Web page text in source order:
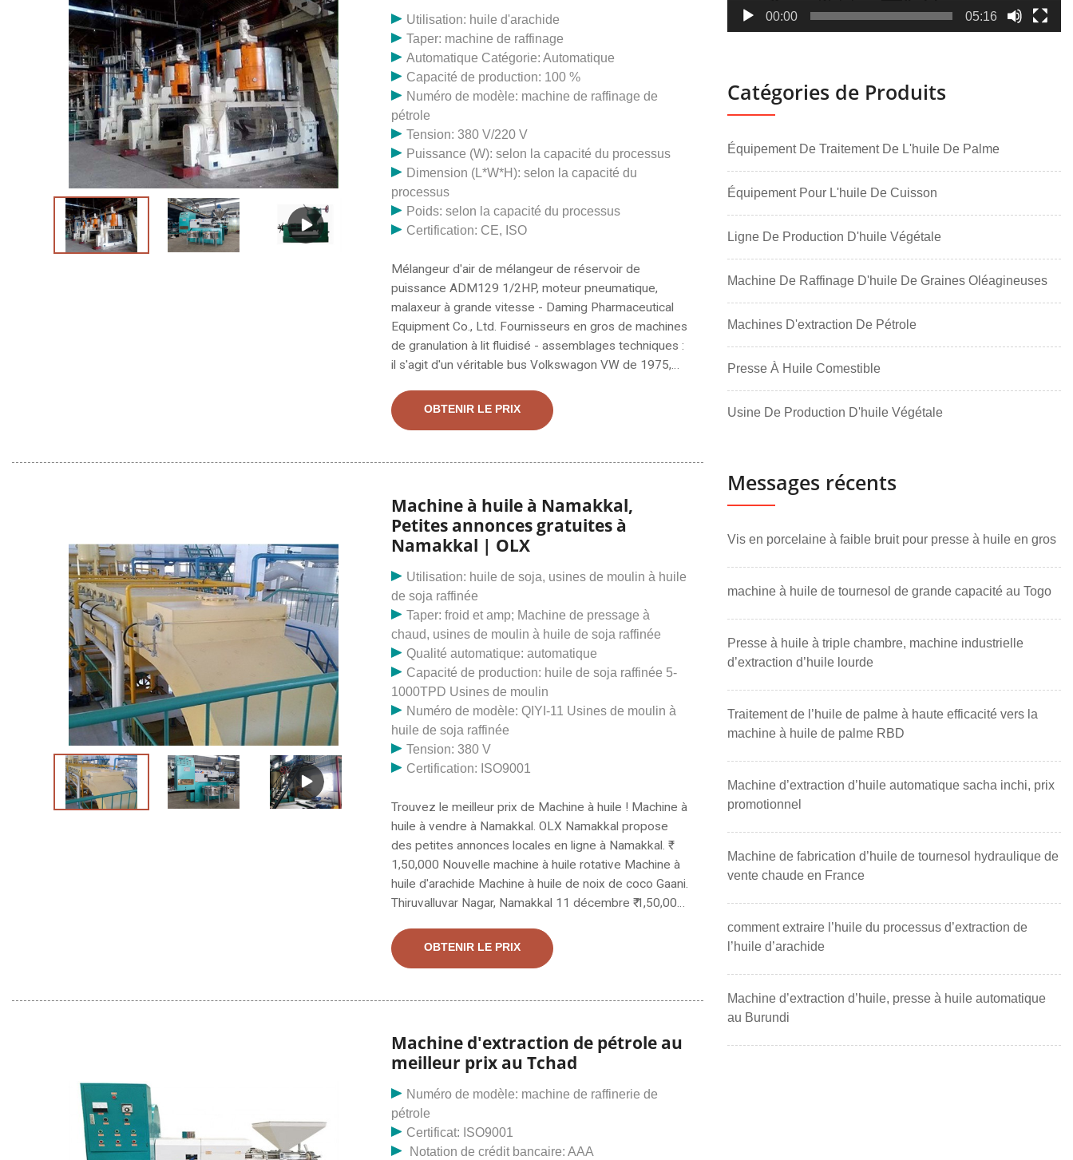
Utilisation: huile d'arachide
Taper: machine de raffinage
Automatique Catégorie: Automatique
Capacité de production: 100 %
Numéro de modèle: machine de raffinage de
pétrole
Tension: 380 V/220 V
Puissance (W): selon la capacité du processus
Dimension (L*W*H): selon la capacité du
processus
Poids: selon la capacité du processus
Certification: CE, ISO
Mélangeur d'air de mélangeur de réservoir de
puissance ADM129 1/2HP, moteur pneumatique,
malaxeur à grande vitesse - Daming Pharmaceutical
Equipment Co., Ltd. Fournisseurs en gros de machines
de granulation à lit fluidisé - assemblages techniques :
il s'agit d'un véritable bus Volkswagon VW de 1975,
bus a été entièrement restauré et est en excellent état
intérieur et extérieur. Il a 56 000 milles au compteur.
automatiques d’huile, conçus avec précision pour
précision. Ces machines sont largement utilisées dans
l'industrie du conditionnement de l'huile et dans les
magasins et magasins. points de vente vendant du
pétrole. Nos distributeurs automatiques ont une
conception unique équipée des derniers circuits basés
sur un microcontrôleur et
OBTENIR LE PRIX
Machine à huile à Namakkal,
Petites annonces gratuites à
Namakkal | OLX
Utilisation: huile de soja, usines de moulin à huile
de soja raffinée
Taper: froid et amp; Machine de pressage à
chaud, usines de moulin à huile de soja raffinée
Qualité automatique: automatique
Capacité de production: huile de soja raffinée 5-
1000TPD Usines de moulin
Numéro de modèle: QIYI-11 Usines de moulin à
huile de soja raffinée
Tension: 380 V
Certification: ISO9001
Trouvez le meilleur prix de Machine à huile ! Machine à
huile à vendre à Namakkal. OLX Namakkal propose
des petites annonces locales en ligne à Namakkal. ₹
1,50,000 Nouvelle machine à huile rotative Machine à
huile d'arachide Machine à huile de noix de coco Gaani.
Thiruvalluvar Nagar, Namakkal 11 décembre ₹ 1,50,000
gaani. Narsimha Puram, Karur 11 décembre. Trouvez ici
la machine à huile de sésame, les fabricants, les
sésame. exportateurs au Tchad. Obtenez les
fabriquant et fournissant des machines à huile de
sésame et des extracteurs d'huile de sésame à
travers le Tchad.
OBTENIR LE PRIX
Machine d'extraction de pétrole au
meilleur prix au Tchad
Numéro de modèle: machine de raffinerie de
pétrole
Certificat: ISO9001
Notation de crédit bancaire: AAA
00:00 05:16
Catégories de Produits
Équipement De Traitement De L'huile De Palme
Équipement Pour L'huile De Cuisson
Ligne De Production D'huile Végétale
Machine De Raffinage D'huile De Graines Oléagineuses
Machines D'extraction De Pétrole
Presse À Huile Comestible
Usine De Production D'huile Végétale
Messages récents
Vis en porcelaine à faible bruit pour presse à huile en gros
machine à huile de tournesol de grande capacité au Togo
Presse à huile à triple chambre, machine industrielle
d’extraction d’huile lourde
Traitement de l’huile de palme à haute efficacité vers la
machine à huile de palme RBD
Machine d’extraction d’huile automatique sacha inchi, prix
promotionnel
Machine de fabrication d’huile de tournesol hydraulique de
vente chaude en France
comment extraire l’huile du processus d’extraction de
l’huile d’arachide
Machine d’extraction d’huile, presse à huile automatique
au Burundi